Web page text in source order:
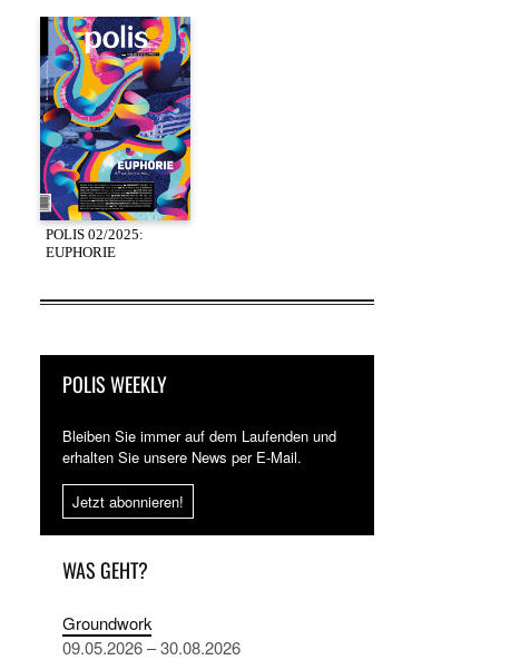
POLIS 02/2025:
EUPHORIE
POLIS WEEKLY
Bleiben Sie immer auf dem Laufenden und
erhalten Sie unsere News per E-Mail.
Jetzt abonnieren!
WAS GEHT?
Groundwork
09.05.2026 – 30.08.2026